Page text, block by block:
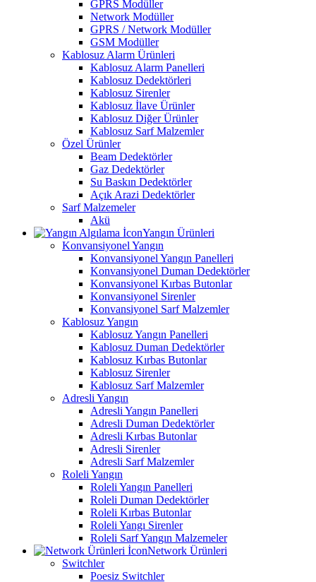
GPRS Modüller
Network Modüller
GPRS / Network Modüller
GSM Modüller
Kablosuz Alarm Ürünleri
Kablosuz Alarm Panelleri
Kablosuz Dedektörleri
Kablosuz Sirenler
Kablosuz İlave Ürünler
Kablosuz Diğer Ürünler
Kablosuz Sarf Malzemler
Özel Ürünler
Beam Dedektörler
Gaz Dedektörler
Su Baskın Dedektörler
Açık Arazi Dedektörler
Sarf Malzemeler
Akü
Yangın Ürünleri
Konvansiyonel Yangın
Konvansiyonel Yangın Panelleri
Konvansiyonel Duman Dedektörler
Konvansiyonel Kırbas Butonlar
Konvansiyonel Sirenler
Konvansiyonel Sarf Malzemler
Kablosuz Yangın
Kablosuz Yangın Panelleri
Kablosuz Duman Dedektörler
Kablosuz Kırbas Butonlar
Kablosuz Sirenler
Kablosuz Sarf Malzemler
Adresli Yangın
Adresli Yangın Panelleri
Adresli Duman Dedektörler
Adresli Kırbas Butonlar
Adresli Sirenler
Adresli Sarf Malzemler
Roleli Yangın
Roleli Yangın Panelleri
Roleli Duman Dedektörler
Roleli Kırbas Butonlar
Roleli Yangı Sirenler
Roleli Sarf Yangın Malzemeler
Network Ürünleri
Switchler
Poesiz Switchler